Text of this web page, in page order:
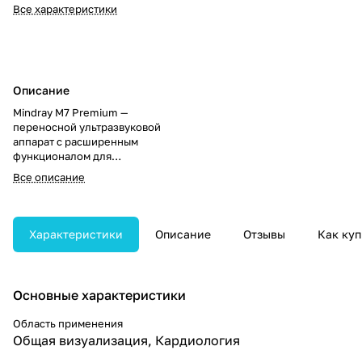
Все характеристики
Описание
Mindray M7 Premium —
переносной ультразвуковой
аппарат с расширенным
функционалом для
стационарной и выездной
диагностики. Компактный
применения в условиях скорой
помощи.
Все описание
Характеристики Описание Отзывы Как
Основные характеристики
Область применения
Общая визуализация, Кардиология